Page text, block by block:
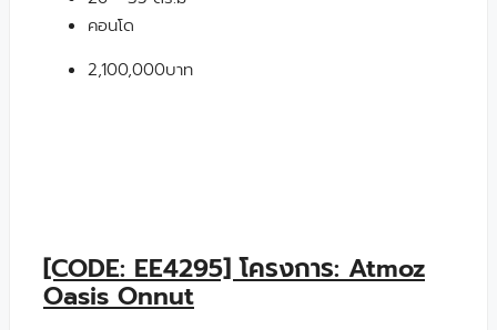
คอนโด
2,100,000บาท
[CODE: EE4295] โครงการ: Atmoz
Oasis Onnut